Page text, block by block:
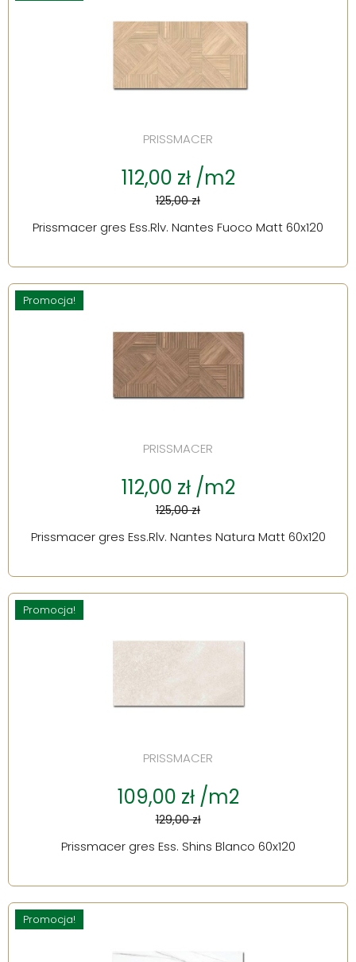
PRISSMACER
112,00 zł /m2
125,00 zł
Prissmacer gres Ess.Rlv. Nantes Fuoco Matt 60x120
Promocja!
PRISSMACER
112,00 zł /m2
125,00 zł
Prissmacer gres Ess.Rlv. Nantes Natura Matt 60x120
Promocja!
PRISSMACER
109,00 zł /m2
129,00 zł
Prissmacer gres Ess. Shins Blanco 60x120
Promocja!